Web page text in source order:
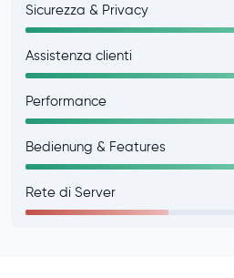
Sicurezza & Privacy
Assistenza clienti
Performance
Bedienung & Features
Rete di Server